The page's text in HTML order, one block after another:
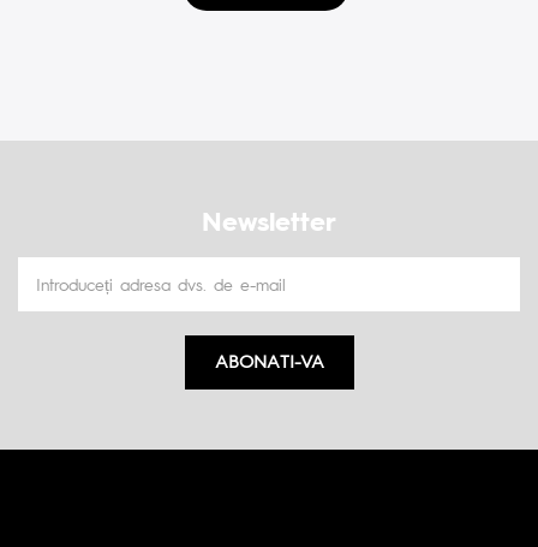
Newsletter
ABONATI-VA